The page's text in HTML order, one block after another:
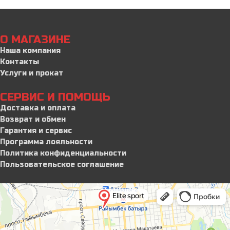
О МАГАЗИНЕ
Наша компания
Контакты
Услуги и прокат
СЕРВИС И ПОМОЩЬ
Доставка и оплата
Возврат и обмен
Гарантия и сервис
Программа лояльности
Политика конфиденциальности
Пользовательское соглашение